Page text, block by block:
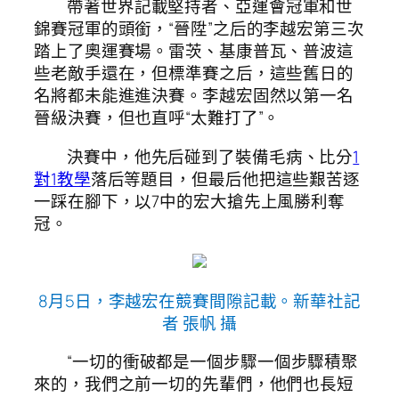
帶著世界記載堅持者、亞運會冠軍和世
錦賽冠軍的頭銜，“晉陞”之后的李越宏第三次
踏上了奧運賽場。雷茨、基康普瓦、普波這
些老敵手還在，但標準賽之后，這些舊日的
名將都未能進進決賽。李越宏固然以第一名
晉級決賽，但也直呼“太難打了”。
決賽中，他先后碰到了裝備毛病、比分1
對1教學落后等題目，但最后他把這些艱苦逐
一踩在腳下，以7中的宏大搶先上風勝利奪
冠。
8月5日，李越宏在競賽間隙記載。新華社記
者 張帆 攝
“一切的衝破都是一個步驟一個步驟積聚
來的，我們之前一切的先輩們，他們也長短